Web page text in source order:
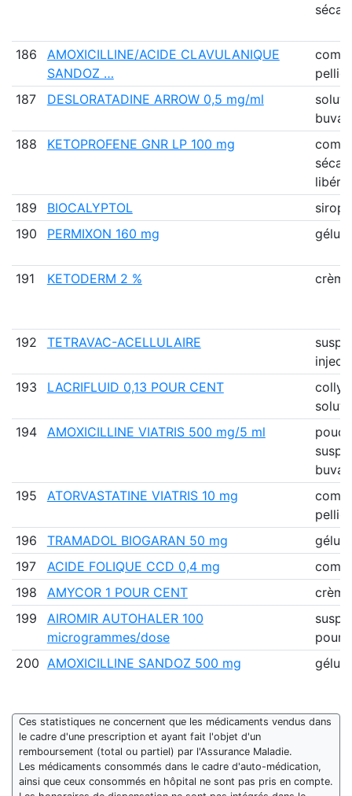
186
AMOXICILLINE/ACIDE CLAVULANIQUE
SANDOZ …
187
DESLORATADINE ARROW 0,5 mg/ml
188
KETOPROFENE GNR LP 100 mg
189
BIOCALYPTOL
sirop
190
PERMIXON 160 mg gélule
191 KETODERM 2 % crème
192 TETRAVAC-ACELLULAIRE
193
LACRIFLUID 0,13 POUR CENT
194
AMOXICILLINE VIATRIS 500 mg/5 ml
195
ATORVASTATINE VIATRIS 10 mg
196
TRAMADOL BIOGARAN 50 mg
gélule
197
ACIDE FOLIQUE CCD 0,4 mg
198
AMYCOR 1 POUR CENT
crème
199
AIROMIR AUTOHALER 100
microgrammes/dose
pour
200 AMOXICILLINE SANDOZ 500 mg gélule
Ces statistiques ne concernent que les médicaments vendus dans
le cadre d'une prescription et ayant fait l'objet d'un
remboursement (total ou partiel) par l'Assurance Maladie.
Les médicaments consommés dans le cadre d'auto-médication,
ainsi que ceux consommés en hôpital ne sont pas pris en compte.